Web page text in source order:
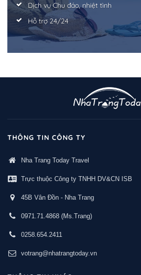
Dịch vụ Chu đáo, nhiệt tình
Hỗ trợ 24/24
THÔNG TIN CÔNG TY
Nha Trang Today Travel
Trực thuộc Công ty TNHH DV&CN ISB
45B Vân Đồn - Nha Trang
0971.71.4868 (Ms.Trang)
0258.654.2411
votrang@nhatrangtoday.vn